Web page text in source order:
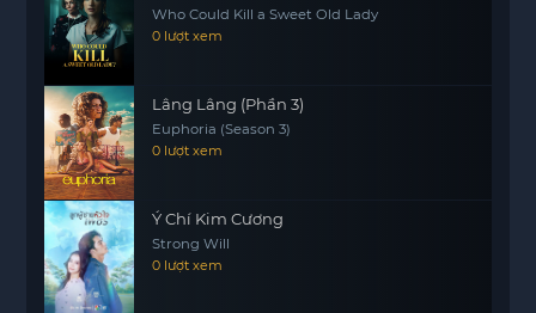
Cảnh sát Ben Sherman, người vẫn còn nhiều điều
phải học hỏi sau khi hoàn thành khóa huấn luyện
huyết. Ben đang cố gắng tìm kiếm vị trí của mình
trong đội ngũ và hiểu rõ hơn về những cám dỗ
cũng như áp lực của nghề nghiệp này.
Thám tử Lydia Adams là một trong những nhân
vật nổi bật với khối lượng công việc không ngừng
nghỉ. Cô phải đối mặt với những vụ án ảnh hưởng
trực tiếp đến gia đình và cuộc sống riêng tư của
Who Could Kill a Sweet Old Lady
0 lượt xem
Lâng Lâng (Phần 3)
Euphoria (Season 3)
0 lượt xem
Ý Chí Kim Cương
Strong Will
0 lượt xem